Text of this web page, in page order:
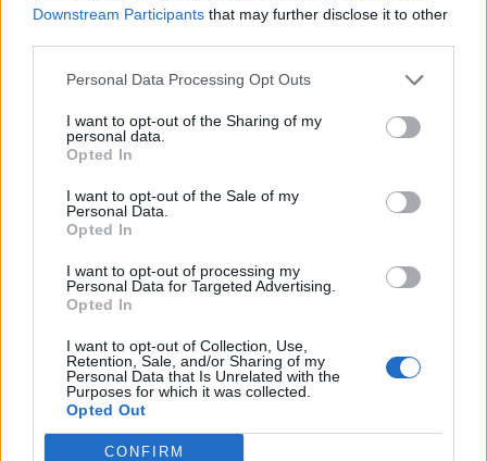
Downstream Participants that may further disclose it to other
Personal Data Processing Opt Outs
I want to opt-out of the Sharing of my
personal data.
Opted In
I want to opt-out of the Sale of my
Personal Data.
Opted In
I want to opt-out of processing my
Personal Data for Targeted Advertising.
Opted In
I want to opt-out of Collection, Use,
Retention, Sale, and/or Sharing of my
Personal Data that Is Unrelated with the
Purposes for which it was collected.
Opted Out
CONFIRM
Brunetta: «Agli italiani non si
chieda quanto guadagnano»
FUTEBOL FINANCE «Ibra e Kakà i
più pagati» Guadagnano 9 ...
guadagnano mille euro al mese